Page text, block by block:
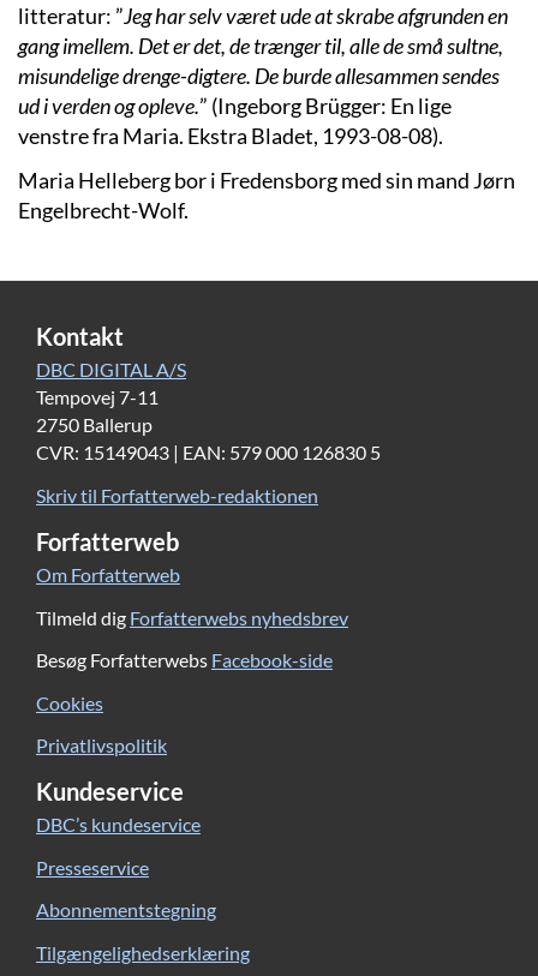
litteratur: ”Jeg har selv været ude at skrabe afgrunden en
gang imellem. Det er det, de trænger til, alle de små sultne,
misundelige drenge-digtere. De burde allesammen sendes
ud i verden og opleve.” (Ingeborg Brügger: En lige
venstre fra Maria. Ekstra Bladet, 1993-08-08).
Maria Helleberg bor i Fredensborg med sin mand Jørn
Engelbrecht-Wolf.
Kontakt
DBC DIGITAL A/S
Tempovej 7-11
2750 Ballerup
CVR: 15149043 | EAN: 579 000 126830 5
Skriv til Forfatterweb-redaktionen
Forfatterweb
Om Forfatterweb
Tilmeld dig Forfatterwebs nyhedsbrev
Besøg Forfatterwebs Facebook-side
Cookies
Privatlivspolitik
Kundeservice
DBC’s kundeservice
Presseservice
Abonnementstegning
Tilgængelighedserklæring